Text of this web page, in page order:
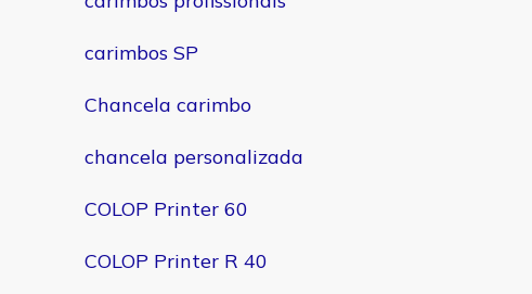
carimbos SP
Chancela carimbo
chancela personalizada
COLOP Printer 60
COLOP Printer R 40